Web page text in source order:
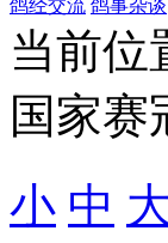
鸽经交流 鸽事杂谈
当前位
国家赛
小 中